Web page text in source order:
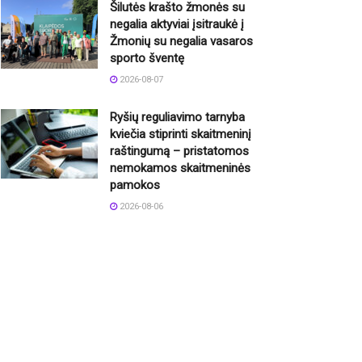
Šilutės krašto žmonės su
negalia aktyviai įsitraukė į
Žmonių su negalia vasaros
sporto šventę
2026-08-07
Ryšių reguliavimo tarnyba
kviečia stiprinti skaitmeninį
raštingumą – pristatomos
nemokamos skaitmeninės
pamokos
2026-08-06